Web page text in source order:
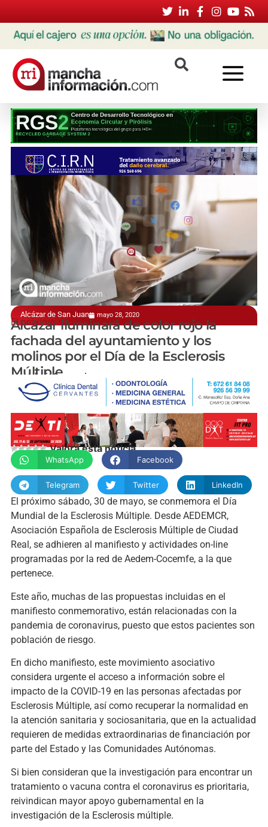
Alcázar de San Juan mayo 28, 2020
El próximo sábado, 30 de mayo
Alcázar iluminará de color rojo la
fachada del ayuntamiento y los
molinos por el Día de la Esclerosis
Múltiple
manchainformacion.com
Valora esta noticia
WhatsApp Facebook
Telegram Twitter LinkedIn
El próximo sábado, 30 de mayo, se conmemora el Día
Mundial de la Esclerosis Múltiple. Desde AEDEMCR,
Asociación Española de Esclerosis Múltiple de Ciudad
Real, se adhieren al manifiesto y actividades on-line
programadas por la red de Aedem-Cocemfe, a la que
pertenece.
Este año, muchas de las propuestas incluidas en el
manifiesto conmemorativo, están relacionadas con la
pandemia de coronavirus, puesto que estos pacientes son
población de riesgo.
En dicho manifiesto, este movimiento asociativo
considera urgente el acceso a información sobre el
impacto de la COVID-19 en las personas afectadas por
Esclerosis Múltiple, así como recuperar la normalidad en
la atención sanitaria y sociosanitaria, que en la actualidad
requieren de medidas extraordinarias de financiación por
parte del Estado y las Comunidades Autónomas.
Si bien consideran que la investigación para encontrar un
tratamiento o vacuna contra el coronavirus es prioritaria,
reivindican mayor apoyo gubernamental en la
investigación de la Esclerosis múltiple.